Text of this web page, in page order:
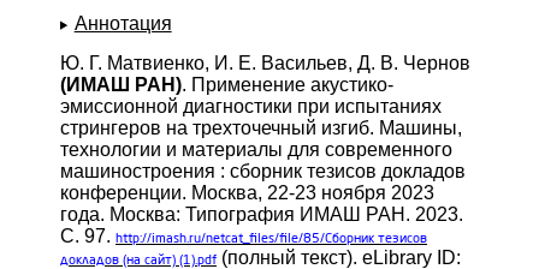
Аннотация
Ю. Г. Матвиенко, И. Е. Васильев, Д. В. Чернов
(ИМАШ РАН). Применение акустико-
эмиссионной диагностики при испытаниях
стрингеров на трехточечный изгиб. Машины,
технологии и материалы для современного
машиностроения : сборник тезисов докладов
конференции. Москва, 22-23 ноября 2023
года. Москва: Типография ИМАШ РАН. 2023.
С. 97. http://imash.ru/netcat_files/file/85/Сборник тезисов
докладов (на сайт) (1).pdf (полный текст). eLibrary ID: